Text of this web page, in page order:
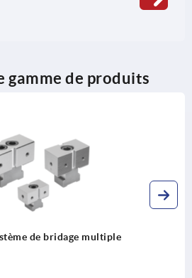
gamme de produits
multiple